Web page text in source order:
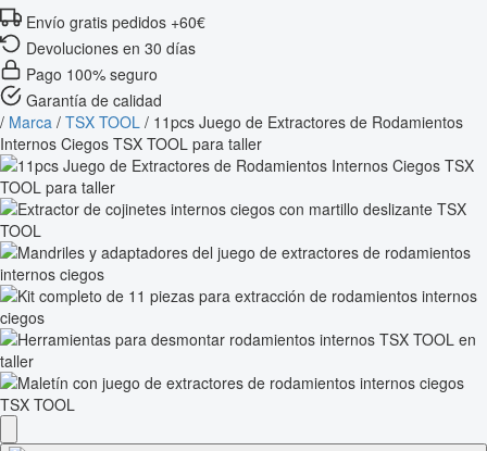
Envío gratis pedidos +60€
Devoluciones en 30 días
Pago 100% seguro
Garantía de calidad
/ Marca / TSX TOOL / 11pcs Juego de Extractores de Rodamientos
Internos Ciegos TSX TOOL para taller